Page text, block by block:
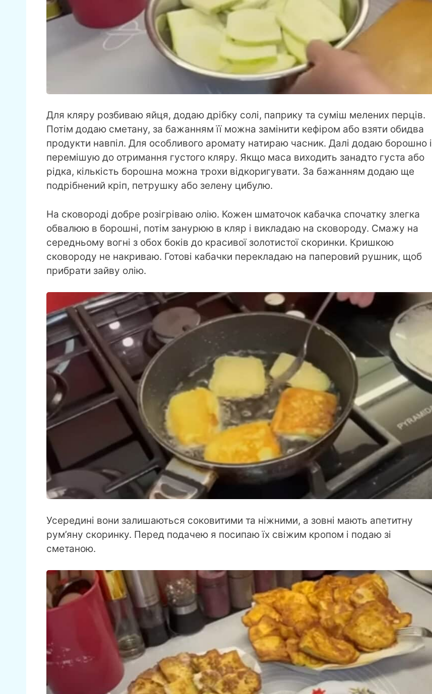
Для кляру розбиваю яйця, додаю дрібку солі, паприку та суміш мелених перців.
Потім додаю сметану, за бажанням її можна замінити кефіром або взяти обидва
продукти навпіл. Для особливого аромату натираю часник. Далі додаю борошно і
перемішую до отримання густого кляру. Якщо маса виходить занадто густа або
рідка, кількість борошна можна трохи відкоригувати. За бажанням додаю ще
подрібнений кріп, петрушку або зелену цибулю.
На сковороді добре розігріваю олію. Кожен шматочок кабачка спочатку злегка
обвалюю в борошні, потім занурюю в кляр і викладаю на сковороду. Смажу на
середньому вогні з обох боків до красивої золотистої скоринки. Кришкою
сковороду не накриваю. Готові кабачки перекладаю на паперовий рушник, щоб
прибрати зайву олію.
Усередині вони залишаються соковитими та ніжними, а зовні мають апетитну
рум’яну скоринку. Перед подачею я посипаю їх свіжим кропом і подаю зі
сметаною.